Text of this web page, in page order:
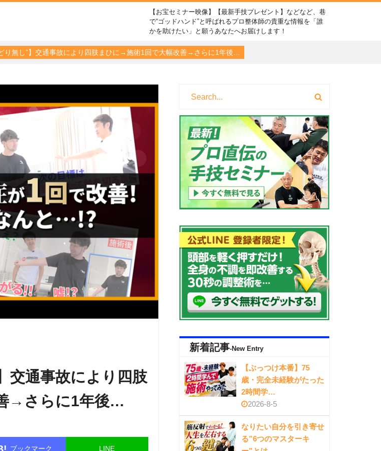
【お宝セミナー映像】【最新手技プレゼント】などなど、巷
で“ゴッドハンド”と呼ばれるプロ整体師の貴重な情報を「誰
かを助けたい」と願うあなたへお届けします！
どり無し”】交通事故により四肢まひに→施術1回で大幅改善→さらに1年後…
交通事故により四肢
→さらに1年後…
ブックマーク LINE
新着記事-New Entry
【ぶっつけ本番】75
歳・完全未経験がたった
2時間学…
2026-8-5
なりたい自分を引き寄せ
る”6つのマスターキ